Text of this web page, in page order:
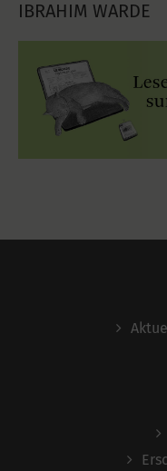
IBRAHIM WARDE